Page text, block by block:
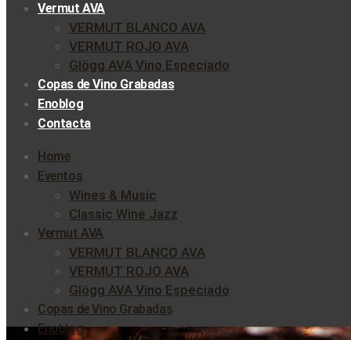
Vermut AVA
VERMUT BLANCO AVA
VERMUT ROJO AVA
Glögg AVA Vino Especiado
Copas de Vino Grabadas
Enoblog
Contacta
Home
Eventos
Wines & Music
Classic Wine Jazz
Vermut AVA
VERMUT BLANCO AVA
VERMUT ROJO AVA
Glögg AVA Vino Especiado
Copas de Vino Grabadas
Enoblog